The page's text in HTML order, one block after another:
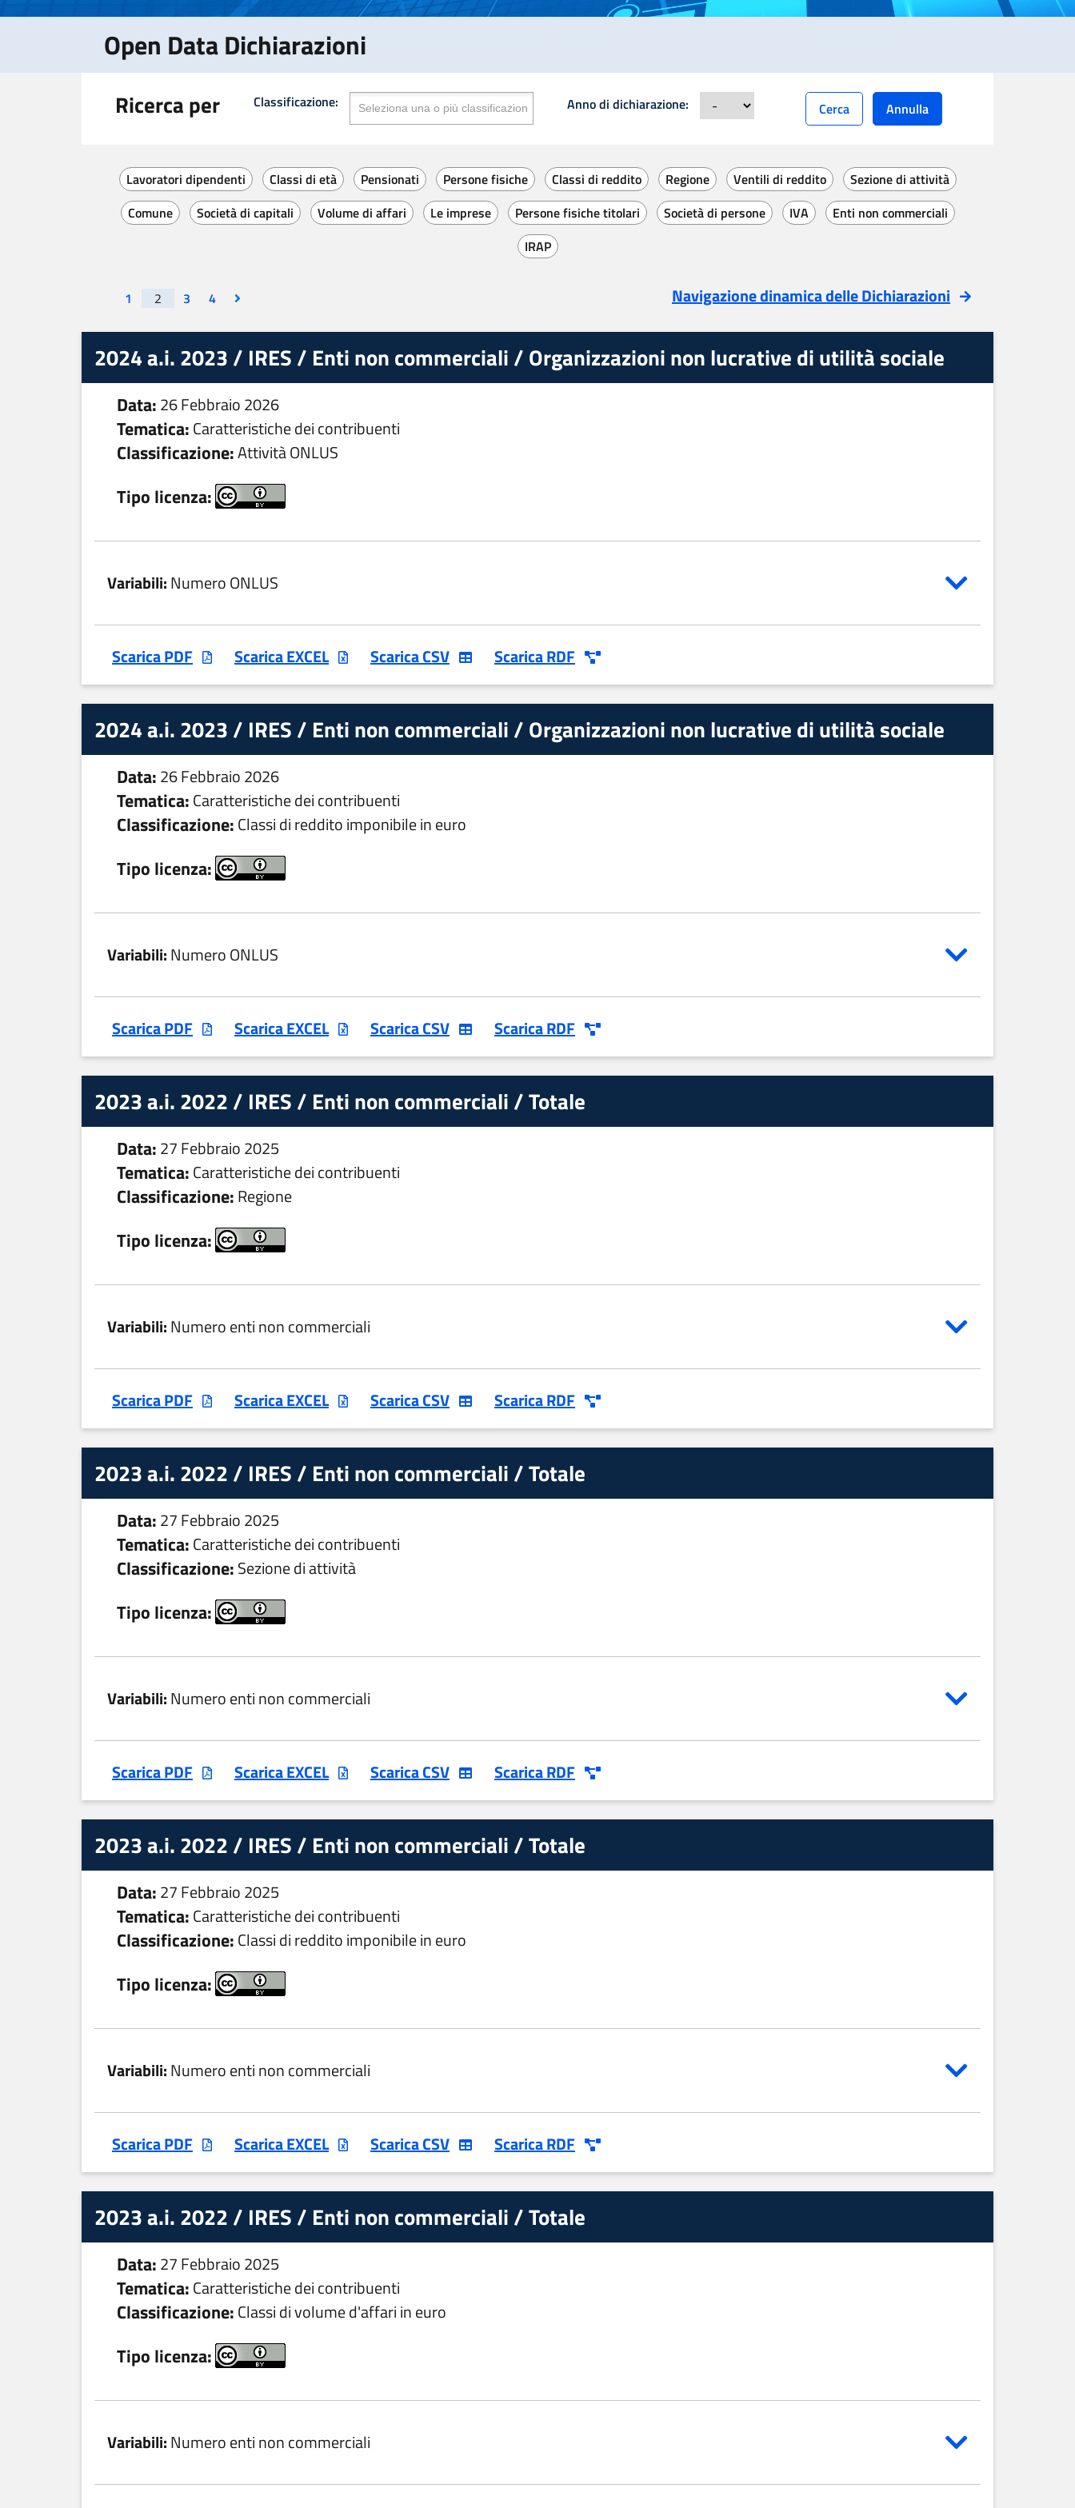
Open Data Dichiarazioni
Ricerca per Classificazione: Classificazione: Anno di dichiarazione: Cerca Annulla
Lavoratori dipendenti Classi di età Pensionati Persone fisiche Classi di reddito Regione Ventili di reddito
Sezione di attività
Comune
Società di capitali Volume di affari Le imprese Persone fisiche titolari Società di persone IVA
Enti non commerciali
IRAP
Visualizza la pagina
1 2 Visualizza la pagina
3 Visualizza la pagina
4 Vai all'ultima pagina Navigazione dinamica delle Dichiarazioni
2024 a.i. 2023 / IRES / Enti non commerciali / Organizzazioni non lucrative di utilità sociale
Data:26 Febbraio 2026
Tematica:Caratteristiche dei contribuenti
Classificazione:Attività ONLUS
Tipo licenza:
Variabili:Numero ONLUS
Scarica PDF Scarica EXCEL Scarica CSV Scarica RDF
2024 a.i. 2023 / IRES / Enti non commerciali / Organizzazioni non lucrative di utilità sociale
Data:26 Febbraio 2026
Tematica:Caratteristiche dei contribuenti
Classificazione:Classi di reddito imponibile in euro
Tipo licenza:
Variabili:Numero ONLUS
Scarica PDF Scarica EXCEL Scarica CSV Scarica RDF
2023 a.i. 2022 / IRES / Enti non commerciali / Totale
Data:27 Febbraio 2025
Tematica:Caratteristiche dei contribuenti
Classificazione:Regione
Tipo licenza:
Variabili:Numero enti non commerciali
Scarica PDF Scarica EXCEL Scarica CSV Scarica RDF
2023 a.i. 2022 / IRES / Enti non commerciali / Totale
Data:27 Febbraio 2025
Tematica:Caratteristiche dei contribuenti
Classificazione:Sezione di attività
Tipo licenza:
Variabili:Numero enti non commerciali
Scarica PDF Scarica EXCEL Scarica CSV Scarica RDF
2023 a.i. 2022 / IRES / Enti non commerciali / Totale
Data:27 Febbraio 2025
Tematica:Caratteristiche dei contribuenti
Classificazione:Classi di reddito imponibile in euro
Tipo licenza:
Variabili:Numero enti non commerciali
Scarica PDF Scarica EXCEL Scarica CSV Scarica RDF
2023 a.i. 2022 / IRES / Enti non commerciali / Totale
Data:27 Febbraio 2025
Tematica:Caratteristiche dei contribuenti
Classificazione:Classi di volume d'affari in euro
Tipo licenza:
Variabili:Numero enti non commerciali